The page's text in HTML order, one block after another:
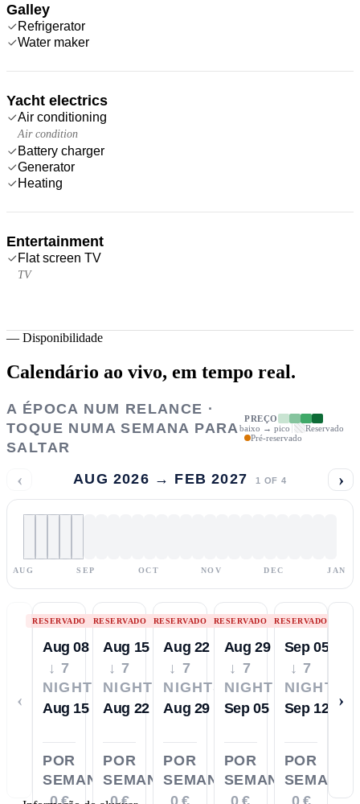
Galley
Refrigerator
Water maker
Yacht electrics
Air conditioning
Air condition
Battery charger
Generator
Heating
Entertainment
Flat screen TV
TV
— Disponibilidade
Calendário ao vivo, em tempo real.
A ÉPOCA NUM RELANCE ·
TOQUE NUMA SEMANA PARA
SALTAR
PREÇO
baixo → pico
Reservado
Pré-reservado
‹ AUG 2026 → FEB 2027 1 OF 4 ›
AUG SEP OCT NOV DEC JAN
‹
RESERVADO
Aug 08
↓ 7
NIGHTS
Aug 15
POR
SEMANA
0 €
RESERVADO
Aug 15
↓ 7
NIGHTS
Aug 22
POR
SEMANA
0 €
RESERVADO
Aug 22
↓ 7
NIGHTS
Aug 29
POR
SEMANA
0 €
RESERVADO
Aug 29
↓ 7
NIGHTS
Sep 05
POR
SEMANA
0 €
RESERVADO
Sep 05
↓ 7
NIGHTS
Sep 12
POR
SEMANA
0 €
›